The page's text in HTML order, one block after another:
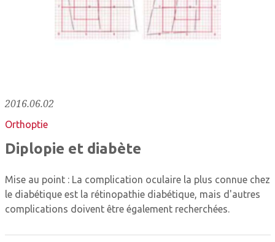
2016.06.02
Orthoptie
Diplopie et diabète
Mise au point : La complication oculaire la plus connue chez
le diabétique est la rétinopathie diabétique, mais d'autres
complications doivent être également recherchées.